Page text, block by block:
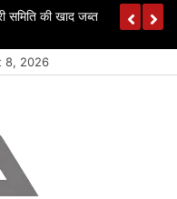
समिति की खाद जब्त
8, 2026